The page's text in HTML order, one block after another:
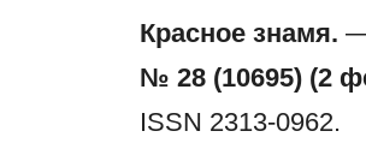
Красное знамя. —
№ 28 (10695) (2
ISSN 2313-0962.